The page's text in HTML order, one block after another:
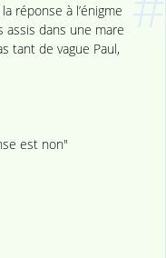
réponse à l’énigme
assis dans une mare
tant de vague Paul,
est non"